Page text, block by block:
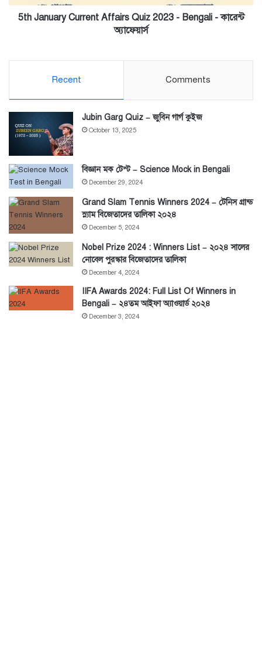
-
কারেন্ট
5th January Current Affairs Quiz 2023 - Bengali - কারেন্ট
অ্যাফেয়ার্স
Recent Comments
Jubin Garg Quiz – জুবিন গার্গ কুইজ
October 13, 2025
বিজ্ঞান মক টেস্ট – Science Mock in Bengali
December 29, 2024
Grand Slam Tennis Winners 2024 – টেনিস গ্রান্ড
স্ল্যাম বিজেতাদের তালিকা ২০২৪
December 5, 2024
Nobel Prize 2024 : Winners List – ২০২৪ সালের
নোবেল পুরস্কার বিজেতাদের তালিকা
December 4, 2024
IIFA Awards 2024: Full List Of Winners in
Bengali – ২৪তম আইফা অ্যাওয়ার্ড ২০২৪
December 3, 2024